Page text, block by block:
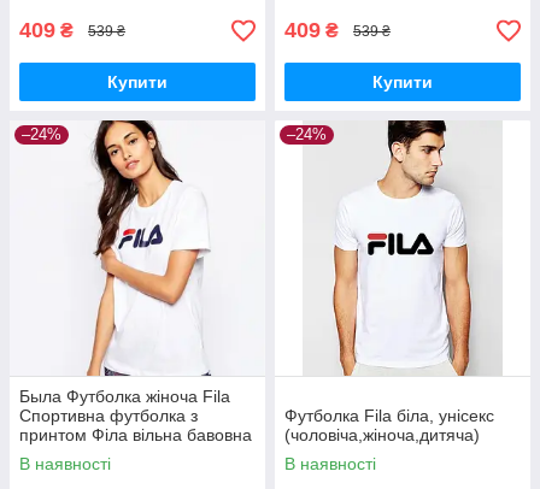
409 ₴ 539 ₴
Купити
409 ₴ 539 ₴
Купити
–24%
Была Футболка жіноча Fila
Спортивна футболка з
принтом Філа вільна бавовна
100% унісекс (чоловіча,
жіноча, підліткова)
В наявності
–24%
Футболка Fila біла, унісекс
(чоловіча,жіноча,дитяча)
В наявності